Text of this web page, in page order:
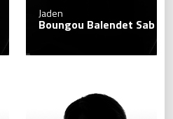
Jaden
Boungou Balendet Sab